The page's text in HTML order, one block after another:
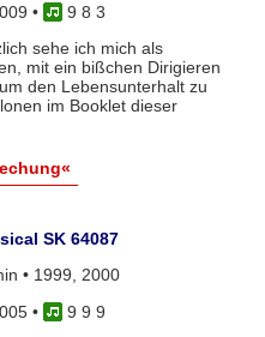
•
9 8 3
sehe ich mich als
mit ein bißchen Dirigieren
den Lebensunterhalt zu
im Booklet dieser
SK 64087
• 1999, 2000
•
9 9 9